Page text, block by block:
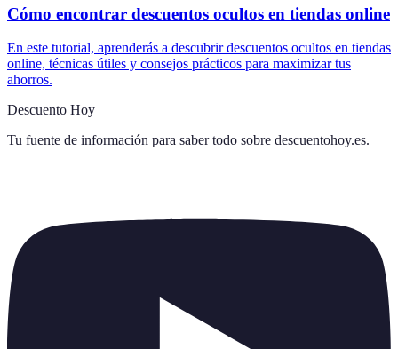
Cómo encontrar descuentos ocultos en tiendas online
En este tutorial, aprenderás a descubrir descuentos ocultos en tiendas
online, técnicas útiles y consejos prácticos para maximizar tus
ahorros.
Descuento Hoy
Tu fuente de información para saber todo sobre descuentohoy.es.